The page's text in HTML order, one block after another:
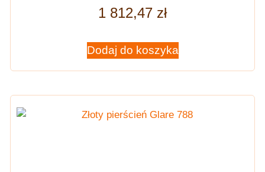
1 812,47 zł
Dodaj do koszyka